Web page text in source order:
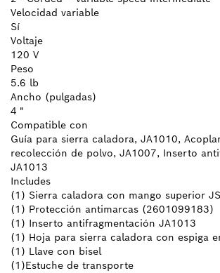
Velocidad variable
Sí
Voltaje
120 V
Peso
5.6 lb
Ancho (pulgadas)
4 "
Compatible con
Guía para sierra caladora, JA1010,
recolección de polvo, JA1007, Inserto
JA1013
Includes
(1) Sierra caladora con mango superior
(1) Protección antimarcas (2601099183)
(1) Inserto antifragmentación JA1013
(1) Hoja para sierra caladora con espiga
(1) Llave con bisel
(1)Estuche de transporte